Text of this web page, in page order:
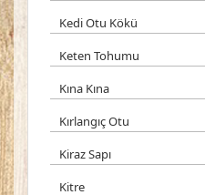
Kedi Otu Kökü
Keten Tohumu
Kına Kına
Kırlangıç Otu
Kiraz Sapı
Kitre